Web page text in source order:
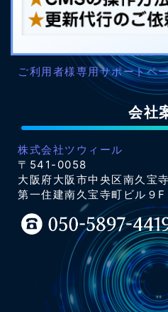
ご利用者様専用サポートペ
会社
株式会社ツウィール
〒541-0058
大阪府大阪市中央区南久宝
第一住建南久宝寺町ビル９F